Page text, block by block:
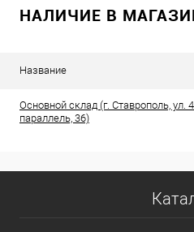
НАЛИЧИЕ В
Название
Основной склад (г. Ставрополь, ул.
параллель, 36)